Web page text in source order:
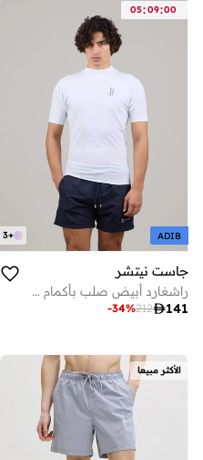
05:09:00
+
3 ADIB
جاست نيتشر
راشغارد أبيض صلب بأكمام قصيرة سريع الجفاف
141
212
-34%
الأكثر مبيعا